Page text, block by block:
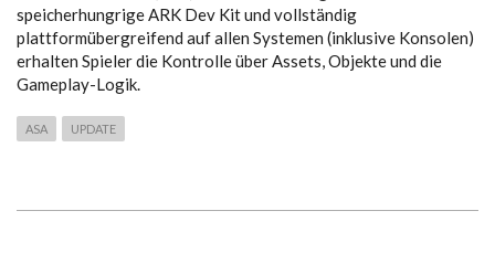
speicherhungrige ARK Dev Kit und vollständig
plattformübergreifend auf allen Systemen (inklusive Konsolen)
erhalten Spieler die Kontrolle über Assets, Objekte und die
Gameplay-Logik.
ASA UPDATE